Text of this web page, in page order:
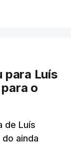
para Luís
o
de Luís
ainda